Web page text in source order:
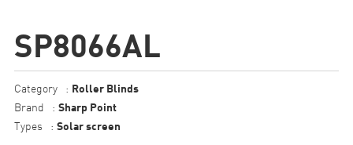
SP8066AL
Category : Roller Blinds
Brand
: Sharp Point
Types
: Solar screen